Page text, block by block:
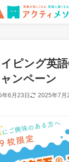
ピング英
ンペーン
6月23日 2025年7月